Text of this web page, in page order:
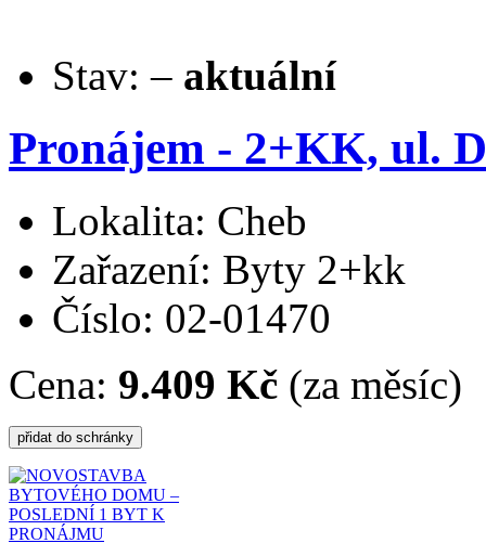
Stav: – aktuální
Pronájem - 2+KK, ul.
Lokalita: Cheb
Zařazení: Byty 2+kk
Číslo: 02-01470
Cena: 9.409 Kč (za měsíc)